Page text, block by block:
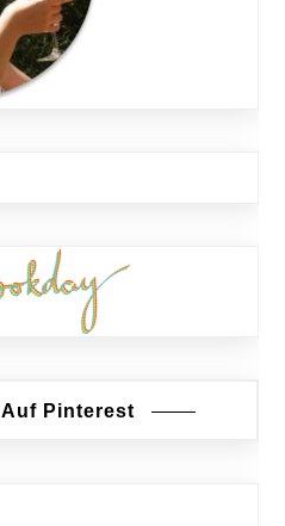
Pinterest